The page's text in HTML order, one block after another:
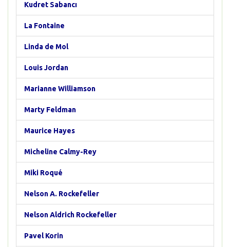
Kudret Sabancı
La Fontaine
Linda de Mol
Louis Jordan
Marianne Williamson
Marty Feldman
Maurice Hayes
Micheline Calmy-Rey
Miki Roqué
Nelson A. Rockefeller
Nelson Aldrich Rockefeller
Pavel Korin